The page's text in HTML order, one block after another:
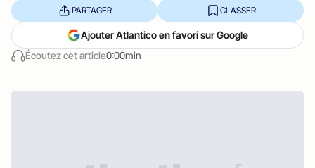
Écoutez cet article0:00min
PARTAGER CLASSER
Ajouter Atlantico en favori sur Google